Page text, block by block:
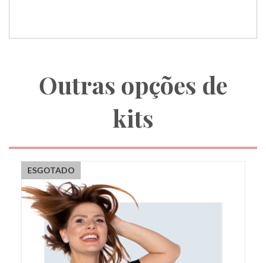
Outras opções de
kits
ESGOTADO